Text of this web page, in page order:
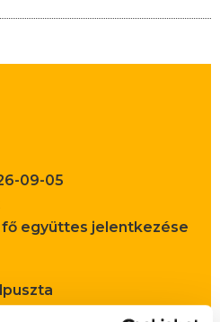
09-05
fő együttes jelentkezése